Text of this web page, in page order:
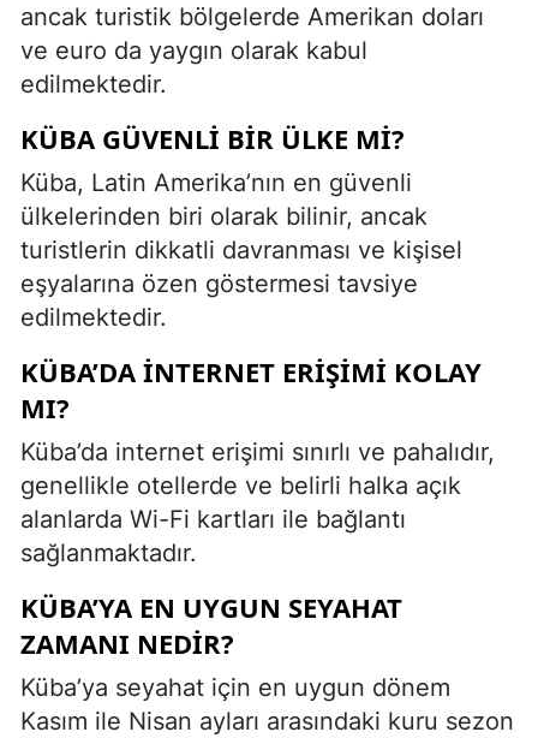
ancak turistik bölgelerde Amerikan doları
ve euro da yaygın olarak kabul
edilmektedir.
KÜBA GÜVENLI BIR ÜLKE MI?
Küba, Latin Amerika’nın en güvenli
ülkelerinden biri olarak bilinir, ancak
turistlerin dikkatli davranması ve kişisel
eşyalarına özen göstermesi tavsiye
edilmektedir.
KÜBA’DA INTERNET ERIŞIMI KOLAY
MI?
Küba’da internet erişimi sınırlı ve pahalıdır,
genellikle otellerde ve belirli halka açık
alanlarda Wi-Fi kartları ile bağlantı
sağlanmaktadır.
KÜBA’YA EN UYGUN SEYAHAT
ZAMANI NEDIR?
Küba’ya seyahat için en uygun dönem
Kasım ile Nisan ayları arasındaki kuru sezon